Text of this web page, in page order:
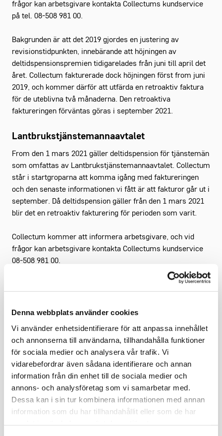
Denna webbplats använder cookies
Vi använder enhetsidentifierare för att anpassa innehållet
och annonserna till användarna, tillhandahålla funktioner
för sociala medier och analysera vår trafik. Vi
vidarebefordrar även sådana identifierare och annan
information från din enhet till de sociala medier och
annons- och analysföretag som vi samarbetar med.
Dessa kan i sin tur kombinera informationen med annan
information som du har tillhandahållit eller som de har
frågor kan arbetsgivare kontakta Collectums kundservice
på tel. 08-508 981 00.
Bakgrunden är att det 2019 gjordes en justering av
revisionstidpunkten, innebärande att höjningen av
deltidspensionspremien tidigarelades från juni till april det
året. Collectum fakturerade dock höjningen först from juni
2019, och kommer därför att utfärda en retroaktiv faktura
för de uteblivna två månaderna. Den retroaktiva
faktureringen förväntas göras i september 2021.
Lantbrukstjänstemannaavtalet
From den 1 mars 2021 gäller deltidspension för tjänstemän
som omfattas av Lantbrukstjänstemannaavtalet. Collectum
står i startgroparna att komma igång med faktureringen
och den senaste informationen vi fått är att fakturor går ut i
september. Då deltidspension gäller från den 1 mars 2021
blir det en retroaktiv fakturering för perioden som varit.
Collectum kommer att informera arbetsgivare, och vid
frågor kan arbetsgivare kontakta Collectums kundservice
08-508 981 00.
Lovisa Nellevad